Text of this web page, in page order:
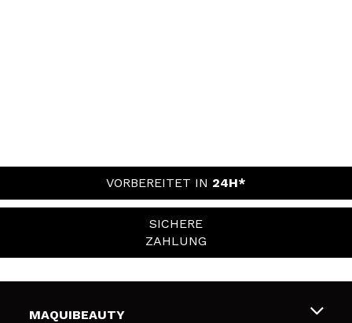
VORBEREITET IN 24H*
SICHERE
ZAHLUNG
MAQUIBEAUTY